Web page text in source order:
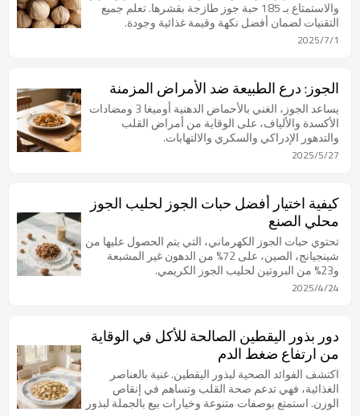
والاستمتاع بـ 185 حبة جوز طازجة بقشرها. تعلم جميع
التقنيات لضمان أفضل نكهة وقيمة غذائية وجودة.
2025/7/1
الجوز: درع الطبيعة ضد الأمراض المزمنة
يساعد الجوز، الغني بالأحماض الدهنية أوميغا 3 ومضادات
الأكسدة والألياف، على الوقاية من أمراض القلب
والتدهور الإدراكي والسكري والالتهابات.
2025/5/27
كيفية اختيار أفضل حبات الجوز لحليب الجوز
محلي الصنع
تحتوي حبات الجوز الكهرماني، التي يتم الحصول عليها من
شينجيانج، الصين، على 72% من الدهون غير المشبعة
و23% من البروتين لحليب الجوز الكريمي.
2025/4/24
دور بذور اليقطين الصالحة للأكل في الوقاية
من ارتفاع ضغط الدم
اكتشف الفوائد الصحية لبذور اليقطين. غنية بالعناصر
الغذائية، فهي تدعم صحة القلب وتساهم في إنقاص
الوزن. استمتع بوصفات متنوعة وخيارات بيع بالجملة لبذور